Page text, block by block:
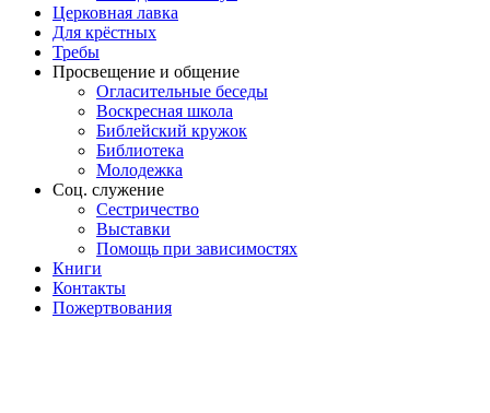
Церковная лавка
Для крёстных
Требы
Просвещение и общение
Огласительные беседы
Воскресная школа
Библейский кружок
Библиотека
Молодежка
Соц. служение
Сестричество
Выставки
Помощь при зависимостях
Книги
Контакты
Пожертвования